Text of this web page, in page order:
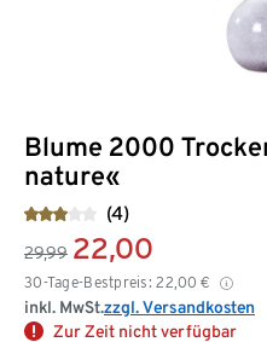
Blume 2000
nature«
(4)
29,99 22,00
30-Tage-Bestpreis: 22,00 €
inkl. MwSt.zzgl. Versandkosten
Zur Zeit nicht verfügbar